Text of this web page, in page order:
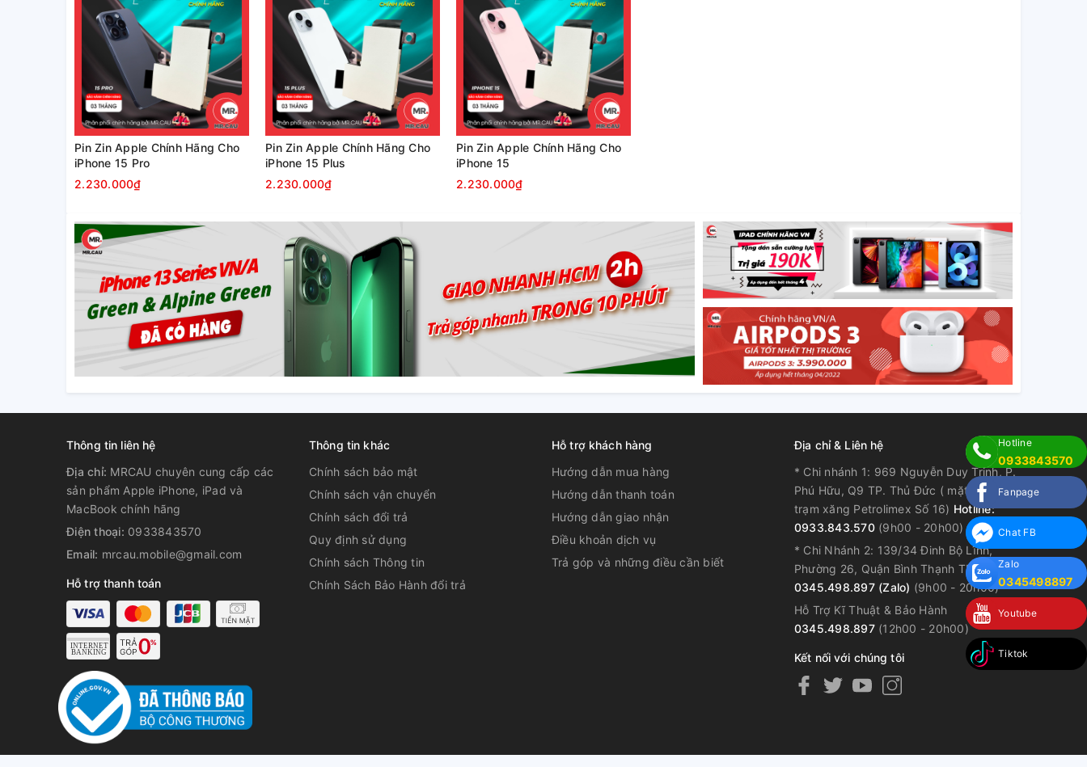
Pin Zin Apple Chính Hãng Cho
iPhone 15 Pro
2.230.000₫
Pin Zin Apple Chính Hãng Cho
iPhone 15 Plus
2.230.000₫
Pin Zin Apple Chính Hãng Cho
iPhone 15
2.230.000₫
Thông tin liên hệ
Địa chỉ: MRCAU chuyên cung cấp các
sản phẩm Apple iPhone, iPad và
MacBook chính hãng
Điện thoại: 0933843570
Email: mrcau.mobile@gmail.com
Hỗ trợ thanh toán
Thông tin khác
Chính sách bảo mật
Chính sách vận chuyển
Chính sách đổi trả
Quy định sử dụng
Chính sách Thông tin
Chính Sách Bảo Hành đổi trả
Hỗ trợ khách hàng
Hướng dẫn mua hàng
Hướng dẫn thanh toán
Hướng dẫn giao nhận
Điều khoản dịch vụ
Trả góp và những điều cần biết
Địa chỉ & Liên hệ
* Chi nhánh 1: 969 Nguyễn Duy Trinh, P.
Phú Hữu, Q9 TP. Thủ Đức ( mặt tiền, kế
trạm xăng Petrolimex Số 16) Hotline:
0933.843.570(9h00 - 20h00)
* Chi Nhánh 2: 139/34 Đinh Bộ Lĩnh,
Phường 26, Quận Bình Thạnh TP. HCM
0345.498.897 (Zalo) (9h00 - 20h00)
Hỗ Trợ Kĩ Thuật & Bảo Hành
0345.498.897(12h00 - 20h00)
Kết nối với chúng tôi
Hotline
0933843570
Fanpage
Chat FB
Zalo
0345498897
Youtube
Tiktok